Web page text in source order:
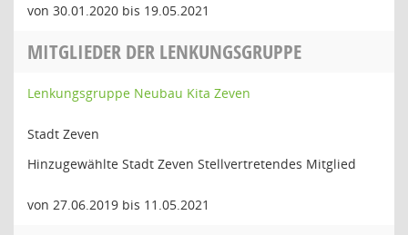
von 30.01.2020 bis 19.05.2021
MITGLIEDER DER LENKUNGSGRUPPE
Lenkungsgruppe Neubau Kita Zeven
Stadt Zeven
Hinzugewählte Stadt Zeven Stellvertretendes Mitglied
von 27.06.2019 bis 11.05.2021